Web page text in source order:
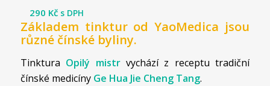
290 Kč s DPH
Základem tinktur od YaoMedica jsou
různé čínské byliny.
Tinktura Opilý mistrvychází z receptu tradiční
čínské medicínyGe Hua Jie Cheng Tang.